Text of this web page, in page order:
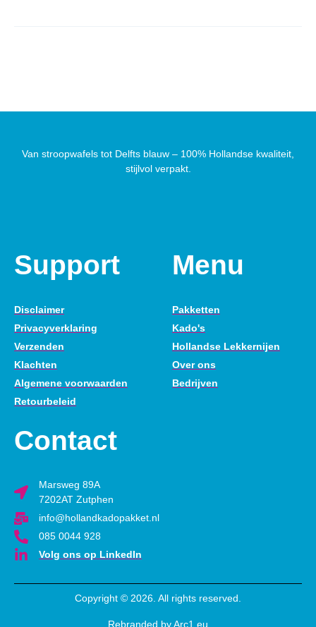
Van stroopwafels tot Delfts blauw – 100% Hollandse kwaliteit,
stijlvol verpakt.
Support
Disclaimer
Privacyverklaring
Verzenden
Klachten
Algemene voorwaarden
Retourbeleid
Menu
Pakketten
Kado's
Hollandse Lekkernijen
Over ons
Bedrijven
Contact
Marsweg 89A
7202AT Zutphen
info@hollandkadopakket.nl
085 0044 928
Volg ons op LinkedIn
Copyright © 2026. All rights reserved.
Rebranded by Arc1.eu